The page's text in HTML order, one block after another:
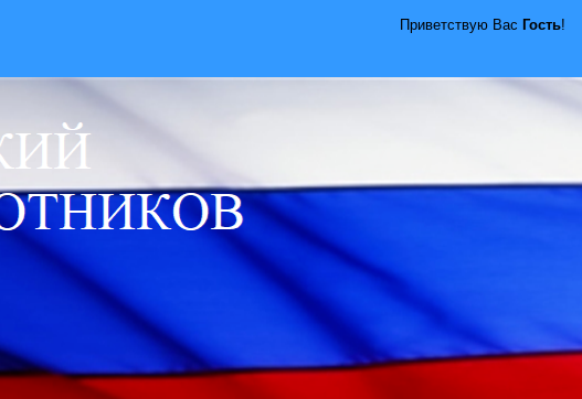
Приветствую Вас Гость!